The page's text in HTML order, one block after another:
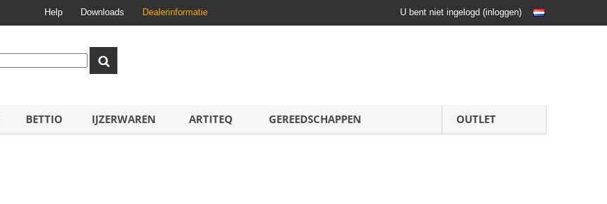
Help Downloads Dealerinformatie U bent niet ingelogd (inloggen)
BETTIO IJZERWAREN ARTITEQ GEREEDSCHAPPEN OUTLET